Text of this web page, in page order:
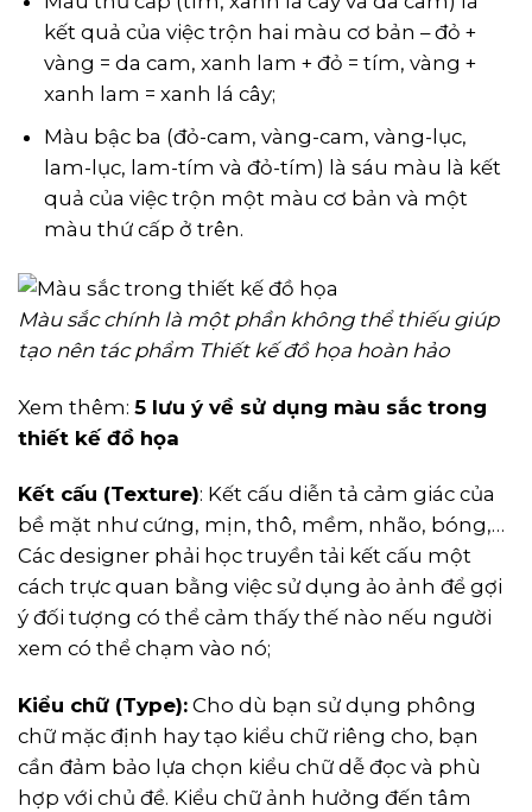
kết quả của việc trộn hai màu cơ bản – đỏ +
vàng = da cam, xanh lam + đỏ = tím, vàng +
xanh lam = xanh lá cây;
Màu bậc ba (đỏ-cam, vàng-cam, vàng-lục,
lam-lục, lam-tím và đỏ-tím) là sáu màu là kết
quả của việc trộn một màu cơ bản và một
màu thứ cấp ở trên.
Màu sắc chính là một phần không thể thiếu giúp
tạo nên tác phẩm Thiết kế đồ họa hoàn hảo
Xem thêm: 5 lưu ý về sử dụng màu sắc trong
thiết kế đồ họa
Kết cấu (Texture): Kết cấu diễn tả cảm giác của
bề mặt như cứng, mịn, thô, mềm, nhão, bóng,…
Các designer phải học truyền tải kết cấu một
cách trực quan bằng việc sử dụng ảo ảnh để gợi
ý đối tượng có thể cảm thấy thế nào nếu người
xem có thể chạm vào nó;
Kiểu chữ (Type): Cho dù bạn sử dụng phông
chữ mặc định hay tạo kiểu chữ riêng cho, bạn
cần đảm bảo lựa chọn kiểu chữ dễ đọc và phù
hợp với chủ đề. Kiểu chữ ảnh hưởng đến tâm